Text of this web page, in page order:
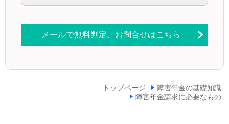
メールで無料判定、お問合せはこちら
トップページ
障害年金の基礎知識
障害年金請求に必要なもの